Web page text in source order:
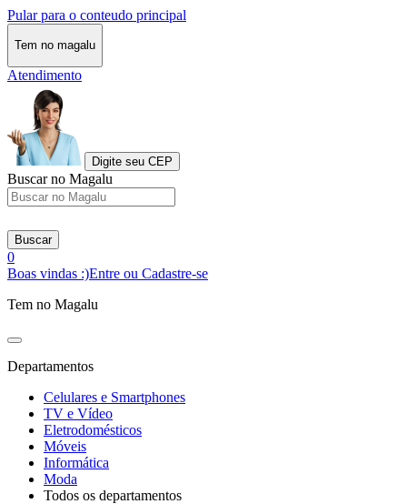
Pular para o conteudo principal
Tem no magalu
Atendimento
Digite seu CEP
Buscar no Magalu
Buscar
0
Boas vindas :)Entre ou Cadastre-se
Tem no Magalu
Departamentos
Celulares e Smartphones
TV e Vídeo
Eletrodomésticos
Móveis
Informática
Moda
Todos os departamentos